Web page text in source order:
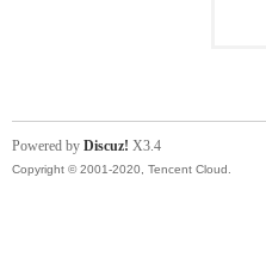
Powered by Discuz! X3.4
Copyright © 2001-2020, Tencent Cloud.